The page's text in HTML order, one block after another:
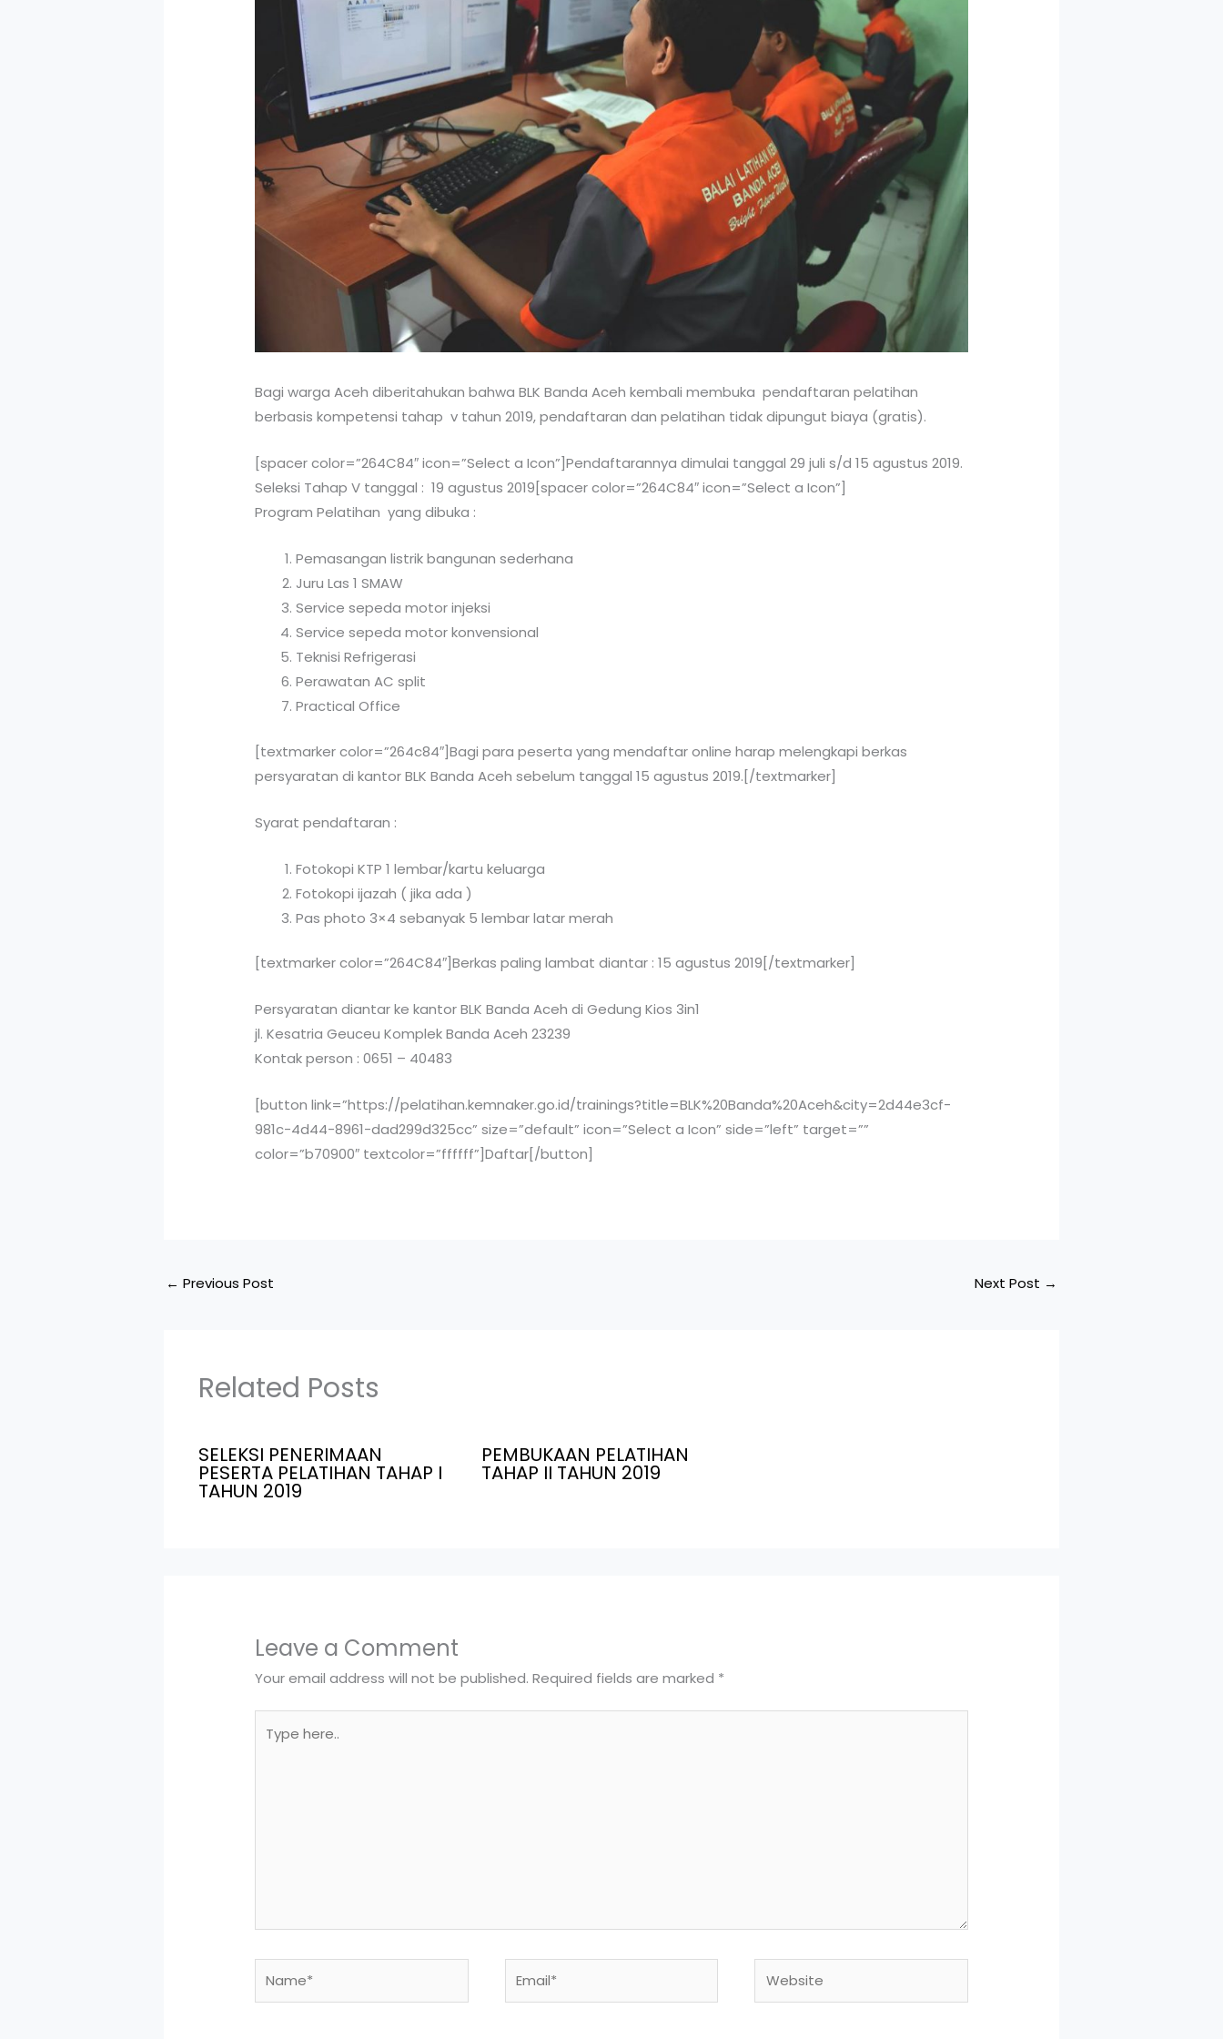
Bagi warga Aceh diberitahukan bahwa BLK Banda Aceh kembali membuka pendaftaran pelatihan
berbasis kompetensi tahap v tahun 2019, pendaftaran dan pelatihan tidak dipungut biaya (gratis).
[spacer color=”264C84″ icon=”Select a Icon”]Pendaftarannya dimulai tanggal 29 juli s/d 15 agustus 2019.
Seleksi Tahap V tanggal : 19 agustus 2019[spacer color=”264C84″ icon=”Select a Icon”]
Program Pelatihan yang dibuka :
Pemasangan listrik bangunan sederhana
Juru Las 1 SMAW
Service sepeda motor injeksi
Service sepeda motor konvensional
Teknisi Refrigerasi
Perawatan AC split
Practical Office
[textmarker color=”264c84″]Bagi para peserta yang mendaftar online harap melengkapi berkas
persyaratan di kantor BLK Banda Aceh sebelum tanggal 15 agustus 2019.[/textmarker]
Syarat pendaftaran :
Fotokopi KTP 1 lembar/kartu keluarga
Fotokopi ijazah ( jika ada )
Pas photo 3×4 sebanyak 5 lembar latar merah
[textmarker color=”264C84″]Berkas paling lambat diantar : 15 agustus 2019[/textmarker]
Persyaratan diantar ke kantor BLK Banda Aceh di Gedung Kios 3in1
jl. Kesatria Geuceu Komplek Banda Aceh 23239
Kontak person : 0651 – 40483
[button link=”https://pelatihan.kemnaker.go.id/trainings?title=BLK%20Banda%20Aceh&city=2d44e3cf-
981c-4d44-8961-dad299d325cc” size=”default” icon=”Select a Icon” side=”left” target=””
color=”b70900″ textcolor=”ffffff”]Daftar[/button]
← Previous Post Next Post →
Related Posts
SELEKSI PENERIMAAN
PESERTA PELATIHAN TAHAP I
TAHUN 2019
PEMBUKAAN PELATIHAN
TAHAP II TAHUN 2019
Leave a Comment
Your email address will not be published. Required fields are marked *
here..